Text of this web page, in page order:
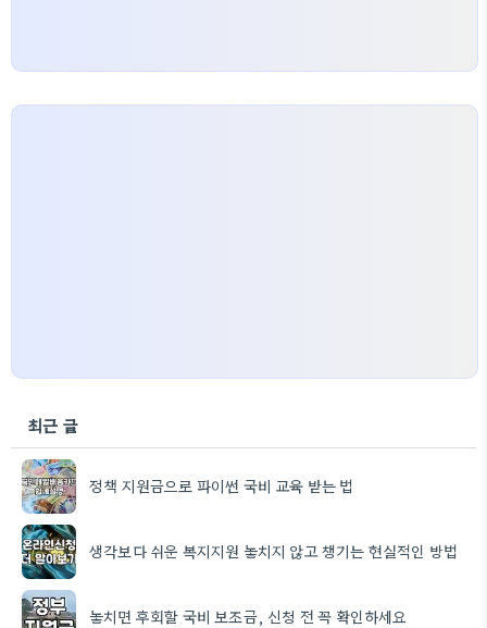
최근 글
정책 지원금으로 파이썬 국비 교육 받는 법
생각보다 쉬운 복지지원 놓치지 않고 챙기는 현실적인 방법
놓치면 후회할 국비 보조금, 신청 전 꼭 확인하세요